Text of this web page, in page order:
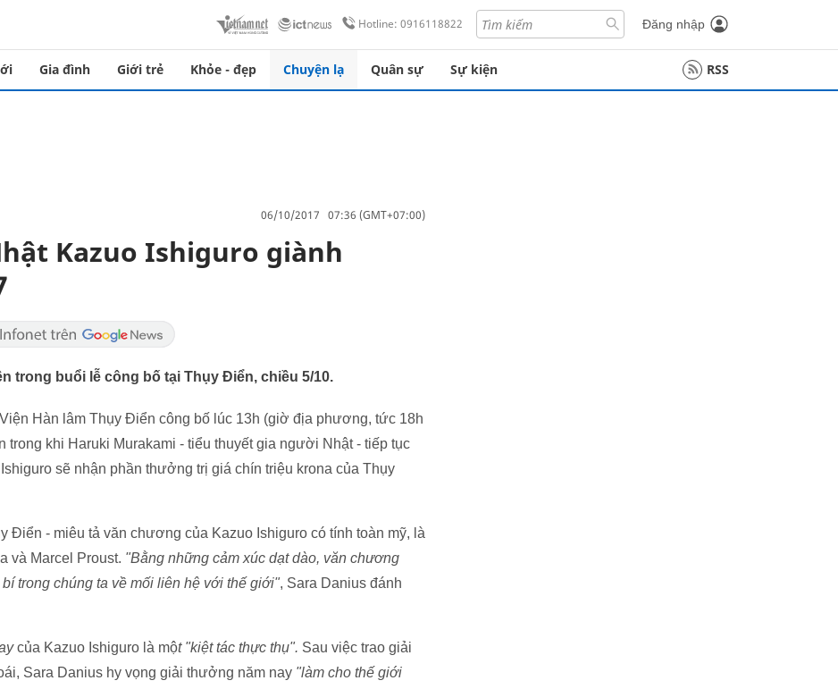
Hotline: 0916118822 Đăng nhập
Gia đình Giới trẻ Khỏe - đẹp Chuyện lạ Quân sự Sự kiện RSS
06/10/2017 07:36 (GMT+07:00)
Kazuo Ishiguro giành
trong buổi lễ công bố tại Thụy Điển, chiều 5/10.
Hàn lâm Thụy Điển công bố lúc 13h (giờ địa phương, tức 18h
khi Haruki Murakami - tiểu thuyết gia người Nhật - tiếp tục
sẽ nhận phần thưởng trị giá chín triệu krona của Thụy
Điển - miêu tả văn chương của Kazuo Ishiguro có tính toàn mỹ, là
và Marcel Proust. "Bằng những cảm xúc dạt dào, văn chương
trong chúng ta về mối liên hệ với thế giới", Sara Danius đánh
của Kazuo Ishiguro là một "kiệt tác thực thụ". Sau việc trao giải
Sara Danius hy vọng giải thưởng năm nay "làm cho thế giới